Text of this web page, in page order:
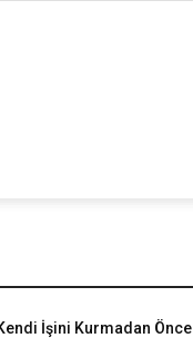
İşini Kurmadan Önce